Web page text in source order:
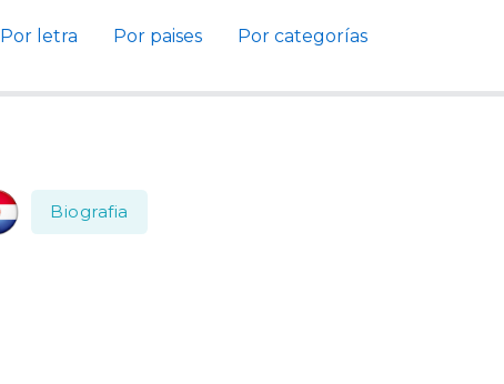
Por letra Por paises Por categorías
Biografia